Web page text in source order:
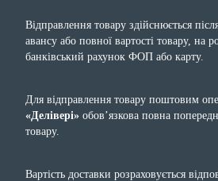
Відправлення товару здійснюється
авансу або повної вартості товару, на
банківський рахунок ФОП або карту.
Для відправлення товару поштовим
«Делівері» обов’язкова повна
товару.
Вартість доставки розраховується